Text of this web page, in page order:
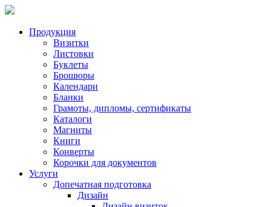
Продукция
Визитки
Листовки
Буклеты
Брошюры
Календари
Бланки
Грамоты, дипломы, сертификаты
Каталоги
Магниты
Книги
Конверты
Корочки для документов
Услуги
Допечатная подготовка
Дизайн